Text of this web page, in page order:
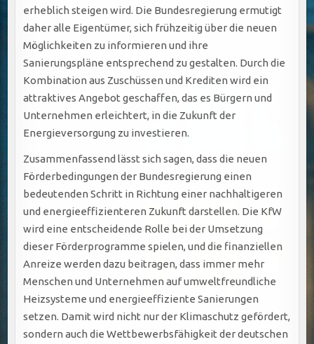
erheblich steigen wird. Die Bundesregierung ermutigt
daher alle Eigentümer, sich frühzeitig über die neuen
Möglichkeiten zu informieren und ihre
Sanierungspläne entsprechend zu gestalten. Durch die
Kombination aus Zuschüssen und Krediten wird ein
attraktives Angebot geschaffen, das es Bürgern und
Unternehmen erleichtert, in die Zukunft der
Energieversorgung zu investieren.
Zusammenfassend lässt sich sagen, dass die neuen
Förderbedingungen der Bundesregierung einen
bedeutenden Schritt in Richtung einer nachhaltigeren
und energieeffizienteren Zukunft darstellen. Die KfW
wird eine entscheidende Rolle bei der Umsetzung
dieser Förderprogramme spielen, und die finanziellen
Anreize werden dazu beitragen, dass immer mehr
Menschen und Unternehmen auf umweltfreundliche
Heizsysteme und energieeffiziente Sanierungen
setzen. Damit wird nicht nur der Klimaschutz gefördert,
sondern auch die Wettbewerbsfähigkeit der deutschen